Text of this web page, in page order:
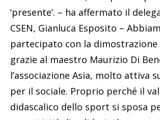
‘presente’. – ha affermato il
CSEN, Gianluca Esposito –
partecipato con la dimostrazione
grazie al maestro Maurizio Di
l’associazione Asia, molto attiva
per il sociale. Proprio perché il
didascalico dello sport si sposa